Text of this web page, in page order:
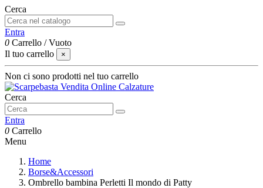
Cerca
Entra
0 Carrello /Vuoto
Il tuo carrello
×
Non ci sono prodotti nel tuo carrello
Cerca
Entra
0 Carrello
Menu
Home
Borse&Accessori
Ombrello bambina Perletti Il mondo di Patty